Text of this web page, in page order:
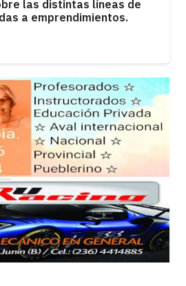
una fuerte caída en
consecuencia de la